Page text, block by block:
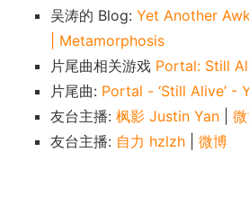
吴涛的 Blog: Yet Another
| Metamorphosis
片尾曲相关游戏 Portal: Still
片尾曲: Portal - ‘Still Alive’ -
友台主播: 枫影 Justin Yan
友台主播: 自力 hzlzh 微博